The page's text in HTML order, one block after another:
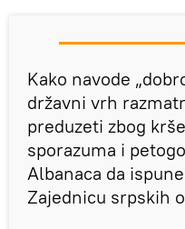
Kako navode
državni vrh
preduzeti zbog
sporazuma i
Albanaca da
Zajednicu srpskih